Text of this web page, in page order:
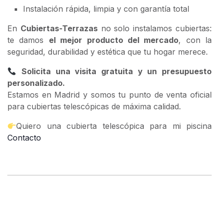
Instalación rápida, limpia y con garantía total
En Cubiertas-Terrazasno solo instalamos cubiertas:
te damos el mejor producto del mercado, con la
seguridad, durabilidad y estética que tu hogar merece.
Solicita una visita gratuita y un presupuesto
personalizado.
Estamos en Madrid y somos tu punto de venta oficial
para cubiertas telescópicas de máxima calidad.
Quiero una cubierta telescópica para mi piscina
Contacto